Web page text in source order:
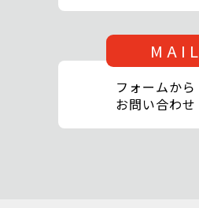
MAIL
フォームから
お問い合わせ